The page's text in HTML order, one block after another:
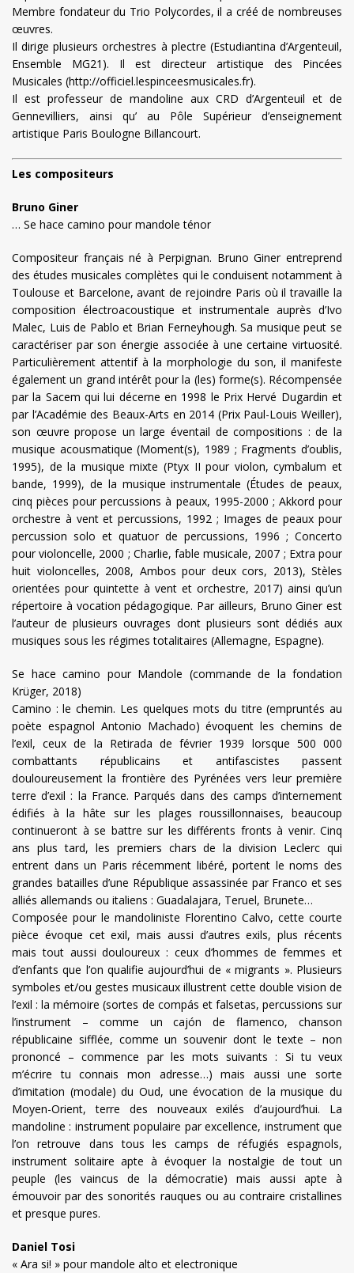
Membre fondateur du Trio Polycordes, il a créé de nombreuses
œuvres.
Il dirige plusieurs orchestres à plectre (Estudiantina d’Argenteuil,
Ensemble MG21). Il est directeur artistique des Pincées
Musicales (http://officiel.lespinceesmusicales.fr).
Il est professeur de mandoline aux CRD d’Argenteuil et de
Gennevilliers, ainsi qu’ au Pôle Supérieur d’enseignement
artistique Paris Boulogne Billancourt.
Les compositeurs
Bruno Giner
… Se hace camino pour mandole ténor
Compositeur français né à Perpignan. Bruno Giner entreprend
des études musicales complètes qui le conduisent notamment à
Toulouse et Barcelone, avant de rejoindre Paris où il travaille la
composition électroacoustique et instrumentale auprès d’Ivo
Malec, Luis de Pablo et Brian Ferneyhough. Sa musique peut se
caractériser par son énergie associée à une certaine virtuosité.
Particulièrement attentif à la morphologie du son, il manifeste
également un grand intérêt pour la (les) forme(s). Récompensée
par la Sacem qui lui décerne en 1998 le Prix Hervé Dugardin et
par l’Académie des Beaux-Arts en 2014 (Prix Paul-Louis Weiller),
son œuvre propose un large éventail de compositions : de la
musique acousmatique (Moment(s), 1989 ; Fragments d’oublis,
1995), de la musique mixte (Ptyx II pour violon, cymbalum et
bande, 1999), de la musique instrumentale (Études de peaux,
cinq pièces pour percussions à peaux, 1995-2000 ; Akkord pour
orchestre à vent et percussions, 1992 ; Images de peaux pour
percussion solo et quatuor de percussions, 1996 ; Concerto
pour violoncelle, 2000 ; Charlie, fable musicale, 2007 ; Extra pour
huit violoncelles, 2008, Ambos pour deux cors, 2013), Stèles
orientées pour quintette à vent et orchestre, 2017) ainsi qu’un
répertoire à vocation pédagogique. Par ailleurs, Bruno Giner est
l’auteur de plusieurs ouvrages dont plusieurs sont dédiés aux
musiques sous les régimes totalitaires (Allemagne, Espagne).
Se hace camino pour Mandole (commande de la fondation
Krüger, 2018)
Camino : le chemin. Les quelques mots du titre (empruntés au
poète espagnol Antonio Machado) évoquent les chemins de
l’exil, ceux de la Retirada de février 1939 lorsque 500 000
combattants républicains et antifascistes passent
douloureusement la frontière des Pyrénées vers leur première
terre d’exil : la France. Parqués dans des camps d’internement
édifiés à la hâte sur les plages roussillonnaises, beaucoup
continueront à se battre sur les différents fronts à venir. Cinq
ans plus tard, les premiers chars de la division Leclerc qui
entrent dans un Paris récemment libéré, portent le noms des
grandes batailles d’une République assassinée par Franco et ses
alliés allemands ou italiens : Guadalajara, Teruel, Brunete…
Composée pour le mandoliniste Florentino Calvo, cette courte
pièce évoque cet exil, mais aussi d’autres exils, plus récents
mais tout aussi douloureux : ceux d’hommes de femmes et
d’enfants que l’on qualifie aujourd’hui de « migrants ». Plusieurs
symboles et/ou gestes musicaux illustrent cette double vision de
l’exil : la mémoire (sortes de compás et falsetas, percussions sur
l’instrument – comme un cajón de flamenco, chanson
républicaine sifflée, comme un souvenir dont le texte – non
prononcé – commence par les mots suivants : Si tu veux
m’écrire tu connais mon adresse…) mais aussi une sorte
d’imitation (modale) du Oud, une évocation de la musique du
Moyen-Orient, terre des nouveaux exilés d’aujourd’hui. La
mandoline : instrument populaire par excellence, instrument que
l’on retrouve dans tous les camps de réfugiés espagnols,
instrument solitaire apte à évoquer la nostalgie de tout un
peuple (les vaincus de la démocratie) mais aussi apte à
émouvoir par des sonorités rauques ou au contraire cristallines
et presque pures.
Daniel Tosi
« Ara si! » pour mandole alto et electronique